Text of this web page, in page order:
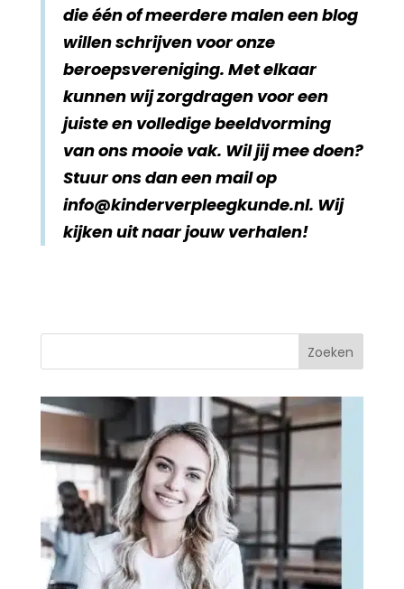
die één of meerdere malen een blog
willen schrijven voor onze
beroepsvereniging. Met elkaar
kunnen wij zorgdragen voor een
juiste en volledige beeldvorming
van ons mooie vak. Wil jij mee doen?
Stuur ons dan een mail op
info@kinderverpleegkunde.nl. Wij
kijken uit naar jouw verhalen!
Zoeken